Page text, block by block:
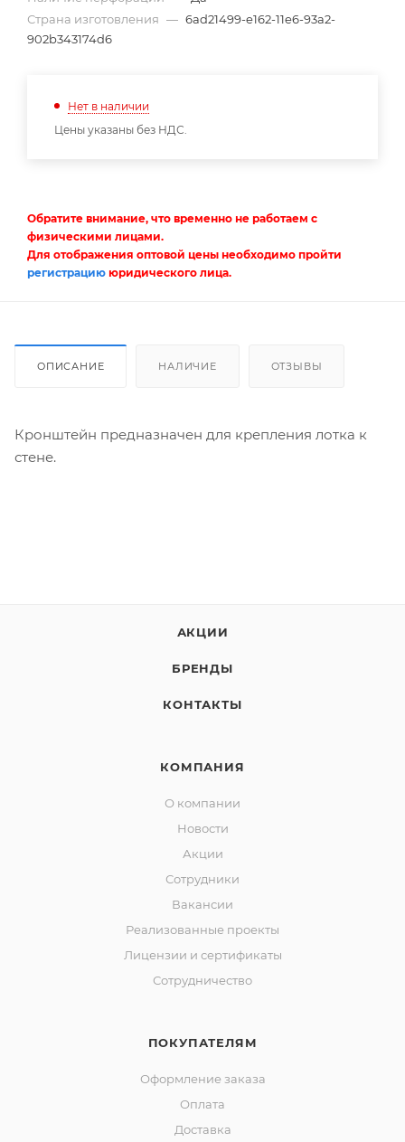
Страна изготовления — 6ad21499-e162-11e6-93a2-
902b343174d6
Нет в наличии
Цены указаны без НДС.
Обратите внимание, что временно не работаем с
физическими лицами.
Для отображения оптовой цены необходимо пройти
регистрацию юридического лица.
ОПИСАНИЕ НАЛИЧИЕ ОТЗЫВЫ
Кронштейн предназначен для крепления лотка к
стене.
АКЦИИ
БРЕНДЫ
КОНТАКТЫ
КОМПАНИЯ
О компании
Новости
Акции
Сотрудники
Вакансии
Реализованные проекты
Лицензии и сертификаты
Сотрудничество
ПОКУПАТЕЛЯМ
Оформление заказа
Оплата
Доставка